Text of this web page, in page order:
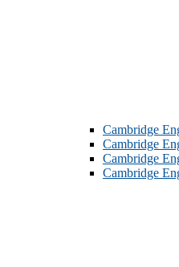
Cambridge
Cambridge
Cambridge
Cambridge